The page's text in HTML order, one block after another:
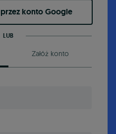
konto Google
LUB
Załóż konto